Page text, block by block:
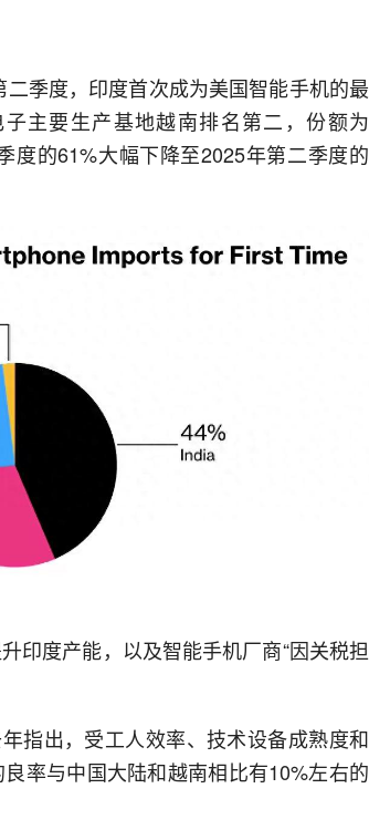
季度，印度首次成为美国智能手机的最
主要生产基地越南排名第二，份额为
度的61%大幅下降至2025年第二季度的
印度产能，以及智能手机厂商“因关税担
指出，受工人效率、技术设备成熟度和
率与中国大陆和越南相比有10%左右的